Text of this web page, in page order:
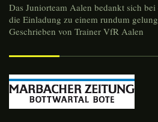
Das Juniorteam Aalen bedankt sich
die Einladung zu einem rundum
Geschrieben von Trainer VfR Aalen